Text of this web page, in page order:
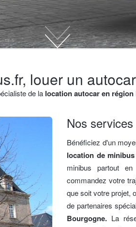
louer un
de la location autocar en
Nos
Bénéficiez d'un
location de
minibus partout
commandez votre
que soit votre projet,
de partenaires
Bourgogne. La